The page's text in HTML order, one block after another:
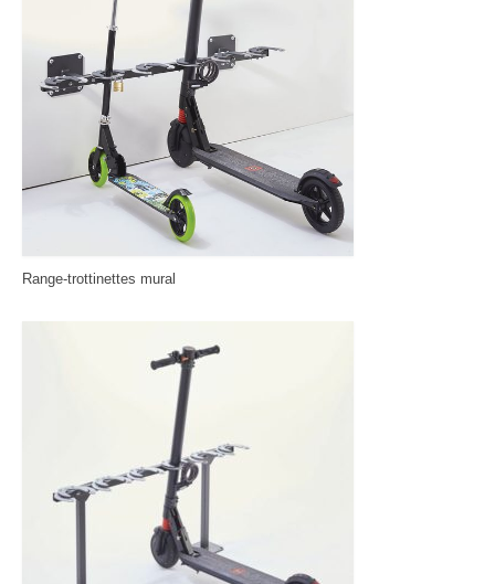
Range-trottinettes mural